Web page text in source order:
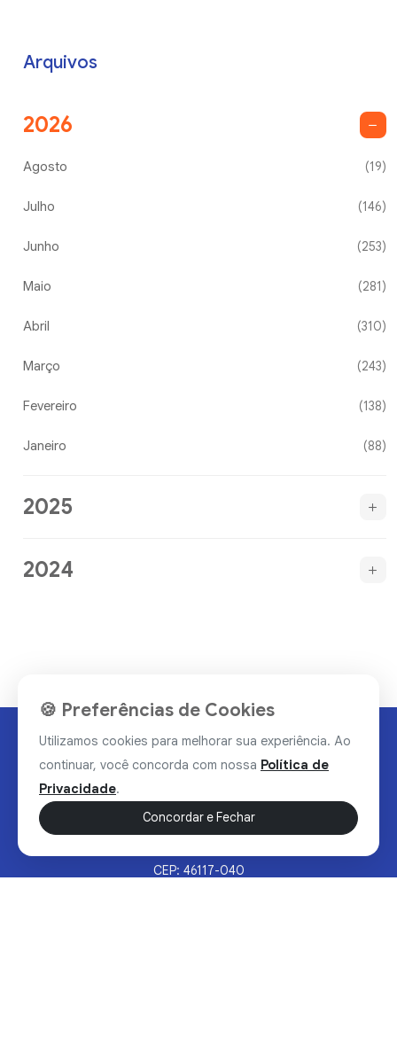
Arquivos
2026
Agosto (19)
Julho (146)
Junho (253)
Maio (281)
Abril (310)
Março (243)
Fevereiro (138)
Janeiro (88)
2025
2024
CEP: 46117-040
🍪 Preferências de Cookies
Utilizamos cookies para melhorar sua experiência. Ao
continuar, você concorda com nossa Política de
Privacidade.
Concordar e Fechar